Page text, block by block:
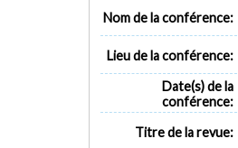
Nom de la conférence:
Lieu de la conférence:
Date(s) de la
conférence:
Titre de la revue: